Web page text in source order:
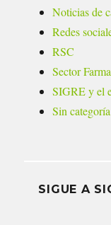
Noticias de
Redes
RSC
Sector
SIGRE y el
Sin categoría
SIGUE A